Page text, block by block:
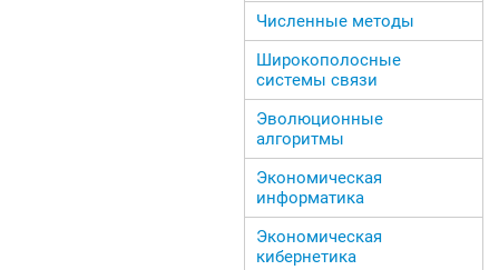
Численные методы
Широкополосные
системы связи
Эволюционные
алгоритмы
Экономическая
информатика
Экономическая
кибернетика